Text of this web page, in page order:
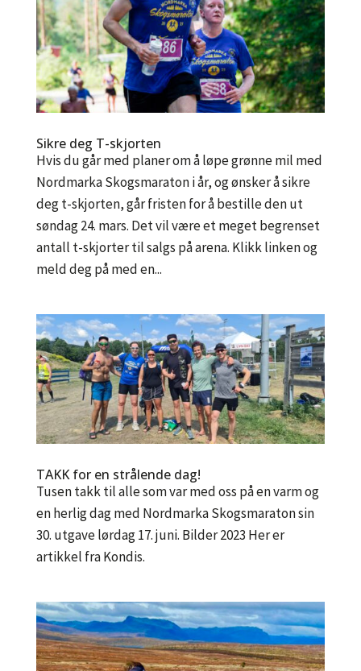
Sikre deg T-skjorten
Hvis du går med planer om å løpe grønne mil med
Nordmarka Skogsmaraton i år, og ønsker å sikre
deg t-skjorten, går fristen for å bestille den ut
søndag 24. mars. Det vil være et meget begrenset
antall t-skjorter til salgs på arena. Klikk linken og
meld deg på med en...
TAKK for en strålende dag!
Tusen takk til alle som var med oss på en varm og
en herlig dag med Nordmarka Skogsmaraton sin
30. utgave lørdag 17. juni. Bilder 2023 Her er
artikkel fra Kondis.